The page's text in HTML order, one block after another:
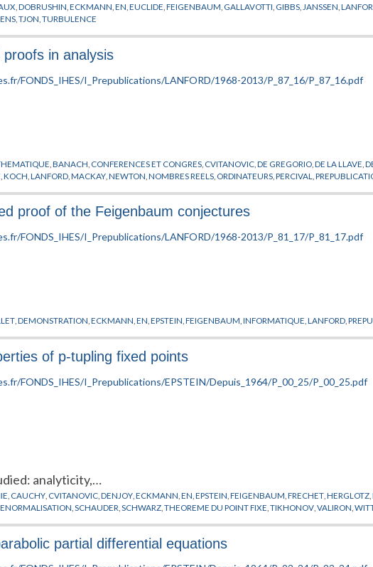
,DOBRUSHIN ,ECKMANN ,EN ,EUCLIDE ,FEIGENBAUM GALLAVOTTI GIBBS JANSSEN ,
,TJON ,TURBULENCE
in analysis
,BANACH CONFERENCES ET CONGRES CVITANOVIC ,DE GREGORIO ,DE LA LLAVE ,
,KOCH ,LANFORD ,MACKAY ,NEWTON ,NOMBRES REELS ORDINATEURS ,PERCIVAL ,
proof of the Feigenbaum conjectures
,DEMONSTRATION ,ECKMANN ,EN ,EPSTEIN ,FEIGENBAUM ,INFORMATIQUE ,LANFORD ,
of p-tupling fixed points
analyticity,…
CAUCHY CVITANOVIC ,DENJOY ,ECKMANN ,EN ,EPSTEIN ,FEIGENBAUM ,FRECHET ,HERGLOTZ ,
SCHAUDER SCHWARZ ,THEOREME DU POINT FIXE ,TIKHONOV ,VALIRON ,
partial differential equations